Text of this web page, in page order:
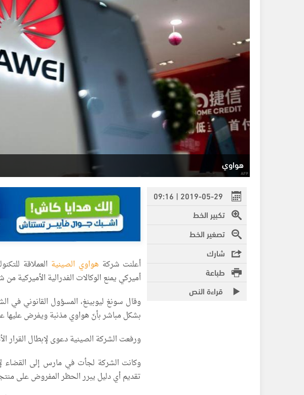
هواوي
2019-05-29 | 09:16
تكبير الخط
تصغير الخط
شارك
طباعة
قراءة النص
أعلنت شركة هواوي الصينية العملاقة
أميركي يمنع الوكالات الفدرالية الأميركية من
وقال سونغ ليوبينغ، المسؤول القانوني في
بشكل مباشر بأنّ هواوي مذنبة ويفرض عليها
ورفعت الشركة الصينية دعوى لإبطال
وكانت الشركة لجأت في مارس إلى القضاء
تقديم أي دليل يبرر الحظر المفروض على